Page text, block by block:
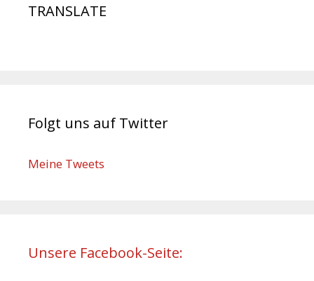
TRANSLATE
Folgt uns auf Twitter
Meine Tweets
Unsere Facebook-Seite: